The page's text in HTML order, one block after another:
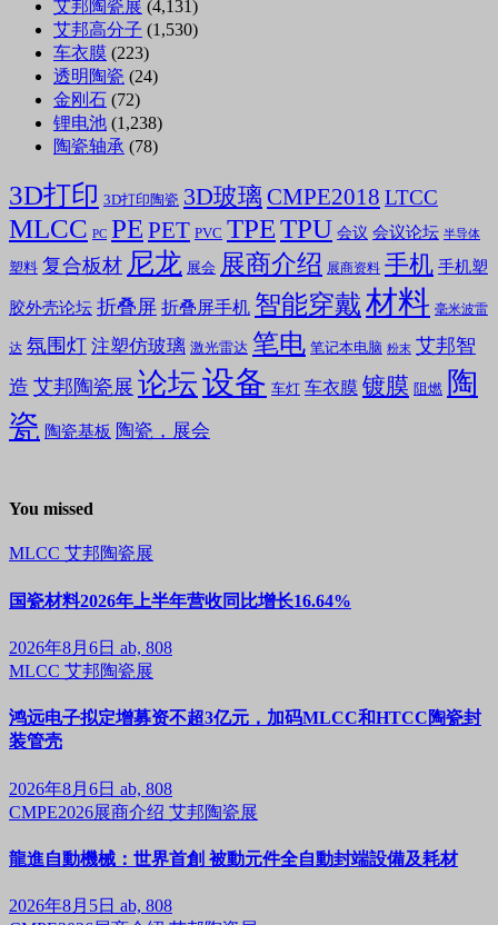
艾邦陶瓷展 (4,131)
艾邦高分子 (1,530)
车衣膜 (223)
透明陶瓷 (24)
金刚石 (72)
锂电池 (1,238)
陶瓷轴承 (78)
3D打印 3D打印陶瓷 3D玻璃 CMPE2018 LTCC
MLCC PC PE PET PVC TPETPU 会议 会议论坛 半导体
塑料 复合板材 尼龙 展会 展商介绍 展商资料 手机 手机塑
胶外壳论坛 折叠屏 折叠屏手机 智能穿戴材料 毫米波雷
达 氛围灯 注塑仿玻璃 激光雷达 笔电 笔记本电脑 粉末 艾邦智
造 艾邦陶瓷展 论坛设备 车灯 车衣膜 镀膜 阻燃 陶
瓷 陶瓷基板 陶瓷，展会
You missed
MLCC 艾邦陶瓷展
国瓷材料2026年上半年营收同比增长16.64%
2026年8月6日 ab, 808
MLCC 艾邦陶瓷展
鸿远电子拟定增募资不超3亿元，加码MLCC和HTCC陶瓷封
装管壳
2026年8月6日 ab, 808
CMPE2026展商介绍 艾邦陶瓷展
龍進自動機械：世界首創 被動元件全自動封端設備及耗材
2026年8月5日 ab, 808